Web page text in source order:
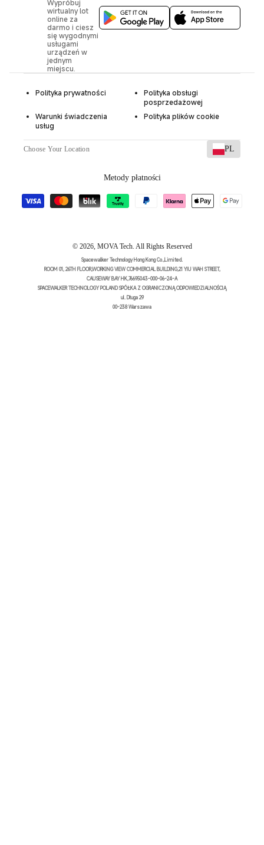
Wypróbuj
wirtualny lot
online za
darmo i ciesz
się wygodnymi
usługami
urządzeń w
jednym
miejscu.
Polityka prywatności
Polityka obsługi
posprzedażowej
Warunki świadczenia
usług
Polityka plików cookie
Choose Your Location PL
Metody płatności
© 2026, MOVA Tech. All Rights Reserved
Spacewalker Technology Hong Kong Co.,Limited.
ROOM 01, 26TH FLOOR,WORKING VIEW COMMERCIAL BUILDING,21 YIU WAH STREET,
CAUSEWAY BAY HK,76695043-000-06-24-A
SPACEWALKER TECHNOLOGY POLAND SPÓŁKA Z OGRANICZONĄ ODPOWIEDZIALNOŚCIĄ
ul. Długa 29
00-238 Warszawa